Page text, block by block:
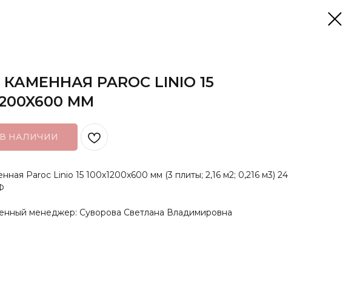
PAROC LINIO 15
ММ
НАЛИЧИИ
Paroc Linio 15 100x1200x600 мм (3 плиты; 2,16 м2; 0,216 м3) 24
менеджер: Суворова Светлана Владимировна